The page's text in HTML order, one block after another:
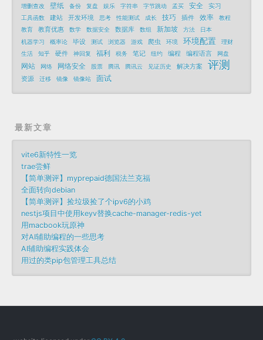
增删查改
壁纸 备份 复盘 娱乐 字符串 字节跳动 孟买 安全 实习
工具函数 建站 开发环境 思考 性能测试 成长 技巧 插件 效率
教程
教育
教育优惠 数学 数据安全 数据库 数组 新加坡 方法
日本
机器学习
概率论 毕设 测试 浏览器 游戏 爬虫 环境 环境配置
理财
生活
知乎 硬件 神回复 福利 税务 笔记 纽约 编程 编程语言 网盘
网站 网络 网络安全 股票 腾讯 腾讯云 见证历史 解决方案 评测
资源 迁移 镜像 镜像站 面试
最新文章
vite6新特性一览
trae尝鲜
【简单测评】myprepaid德国法兰克福
全面转向debian
【简单测评】捡垃圾捡了个ipv6的小鸡
nestjs项目中使用keyv替换cache-manager-redis-yet
用macbook玩原神
对AI辅助编程的一些思考
AI辅助编程实践体会
用过的类pip包管理工具总结